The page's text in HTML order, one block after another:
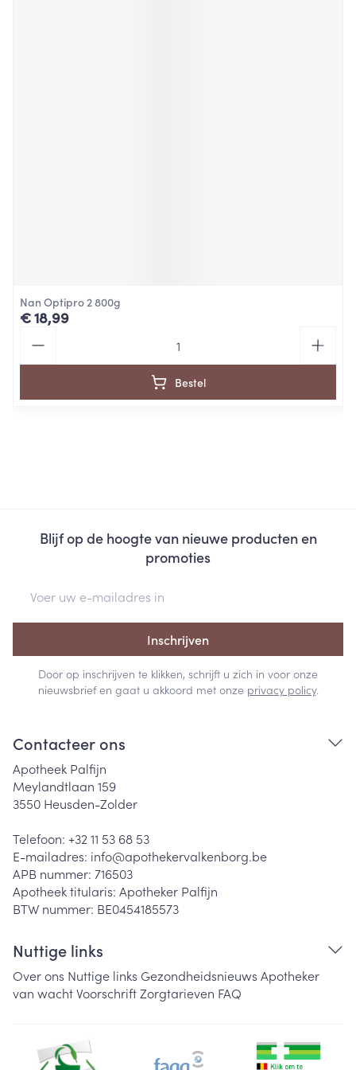
Nan Optipro 2 800g
€ 18,99
Bestel
Blijf op de hoogte van nieuwe producten en
promoties
Inschrijven
Door op inschrijven te klikken, schrijft u zich in voor onze
nieuwsbrief en gaat u akkoord met onze privacy policy.
Contacteer ons
Apotheek Palfijn
Meylandtlaan 159
3550 Heusden-Zolder
Telefoon: +32 11 53 68 53
E-mailadres: info@apothekervalkenborg.be
APB nummer: 716503
Apotheek titularis: Apotheker Palfijn
BTW nummer: BE0454185573
Nuttige links
Over ons Nuttige links Gezondheidsnieuws Apotheker
van wachtVoorschriftZorgtarieven FAQ